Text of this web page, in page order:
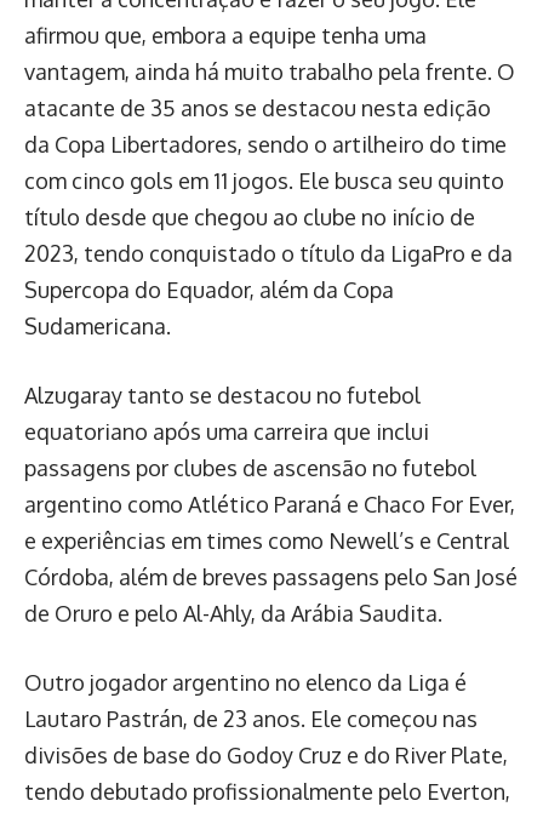
afirmou que, embora a equipe tenha uma
vantagem, ainda há muito trabalho pela frente. O
atacante de 35 anos se destacou nesta edição
da Copa Libertadores, sendo o artilheiro do time
com cinco gols em 11 jogos. Ele busca seu quinto
título desde que chegou ao clube no início de
2023, tendo conquistado o título da LigaPro e da
Supercopa do Equador, além da Copa
Sudamericana.
Alzugaray tanto se destacou no futebol
equatoriano após uma carreira que inclui
passagens por clubes de ascensão no futebol
argentino como Atlético Paraná e Chaco For Ever,
e experiências em times como Newell’s e Central
Córdoba, além de breves passagens pelo San José
de Oruro e pelo Al-Ahly, da Arábia Saudita.
Outro jogador argentino no elenco da Liga é
Lautaro Pastrán, de 23 anos. Ele começou nas
divisões de base do Godoy Cruz e do River Plate,
tendo debutado profissionalmente pelo Everton,